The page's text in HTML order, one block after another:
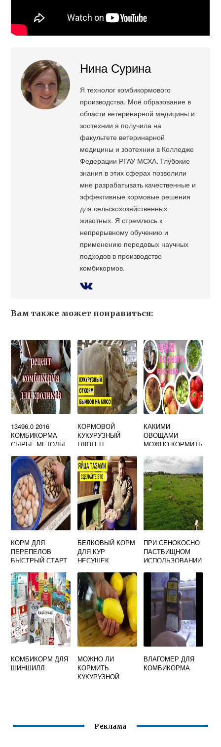
Нина Сурина
Я технолог комбикормового
производства. Моё образование в
области ветеринарной медицины и
зоотехнии я получила на
факультете ветеринарной
медицины и зоотехнии в Колледже
Федерации РГАУ МСХА. Глубокие
знания в этих сферах позволили
мне разрабатывать качественные и
эффективные кормовые решения
для сельскохозяйственных
животных. Я стремлюсь к
непрерывному обучению и
применению передовых научных
подходов в производстве
комбикормов.
Вам также может понравиться:
13496.0 2016
КОМБИКОРМА
СЫРЬЕ МЕТОДЫ
КОРМОВОЙ
КУКУРУЗНЫЙ
ГЛЮТЕН
КАКИМИ
ОВОЩАМИ
МОЖНО КОРМИТЬ
КОРМ ДЛЯ
ПЕРЕПЕЛОВ
БЫСТРЫЙ СТАРТ
БЕЛКОВЫЙ КОРМ
ДЛЯ КУР
НЕСУШЕК
ПРИ СЕНОКОСНО
ПАСТБИЩНОМ
ИСПОЛЬЗОВАНИИ
УГОДИЙ ДОЛЯ
ЗАГОНОВ ПОД
ВЫПАС
СОСТАВЛЯЕТ
КОМБИКОРМ ДЛЯ
ШИНШИЛЛ
МОЖНО ЛИ
КОРМИТЬ
КУКУРУЗНОЙ
ВЛАГОМЕР ДЛЯ
КОМБИКОРМА
Реклама